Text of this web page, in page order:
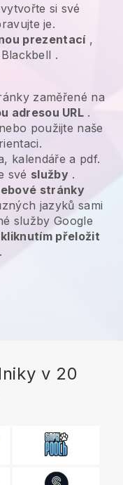
vytvořte si své
je.
prezentací,
Blackbell .
zaměřené na
adresou URL .
nebo použijte naše
kalendáře a pdf.
své služby.
stránky
jazyků sami
služby Google
přeložit
.
v 20